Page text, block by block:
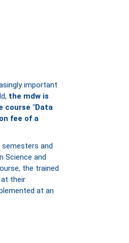
important
the mdw is
course "Data
fee of a
and
Science and
the trained
their
at an